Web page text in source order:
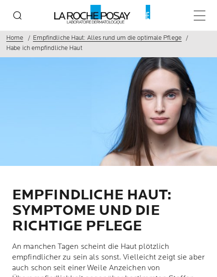
Home
Empfindliche Haut: Alles rund um die optimale Pflege
Habe ich empfindliche Haut
EMPFINDLICHE HAUT:
SYMPTOME UND DIE
RICHTIGE PFLEGE
An manchen Tagen scheint die Haut plötzlich
empfindlicher zu sein als sonst. Vielleicht zeigt sie aber
auch schon seit einer Weile Anzeichen von